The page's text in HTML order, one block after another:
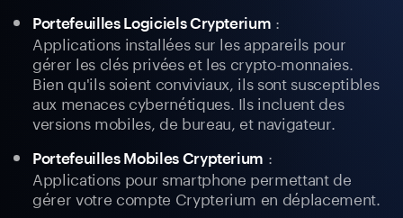
Portefeuilles Logiciels Crypterium :
Applications installées sur les appareils pour
gérer les clés privées et les crypto-monnaies.
Bien qu'ils soient conviviaux, ils sont susceptibles
aux menaces cybernétiques. Ils incluent des
versions mobiles, de bureau, et navigateur.
Portefeuilles Mobiles Crypterium :
Applications pour smartphone permettant de
gérer votre compte Crypterium en déplacement.